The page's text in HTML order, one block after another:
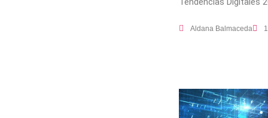
Aldana Balmaceda